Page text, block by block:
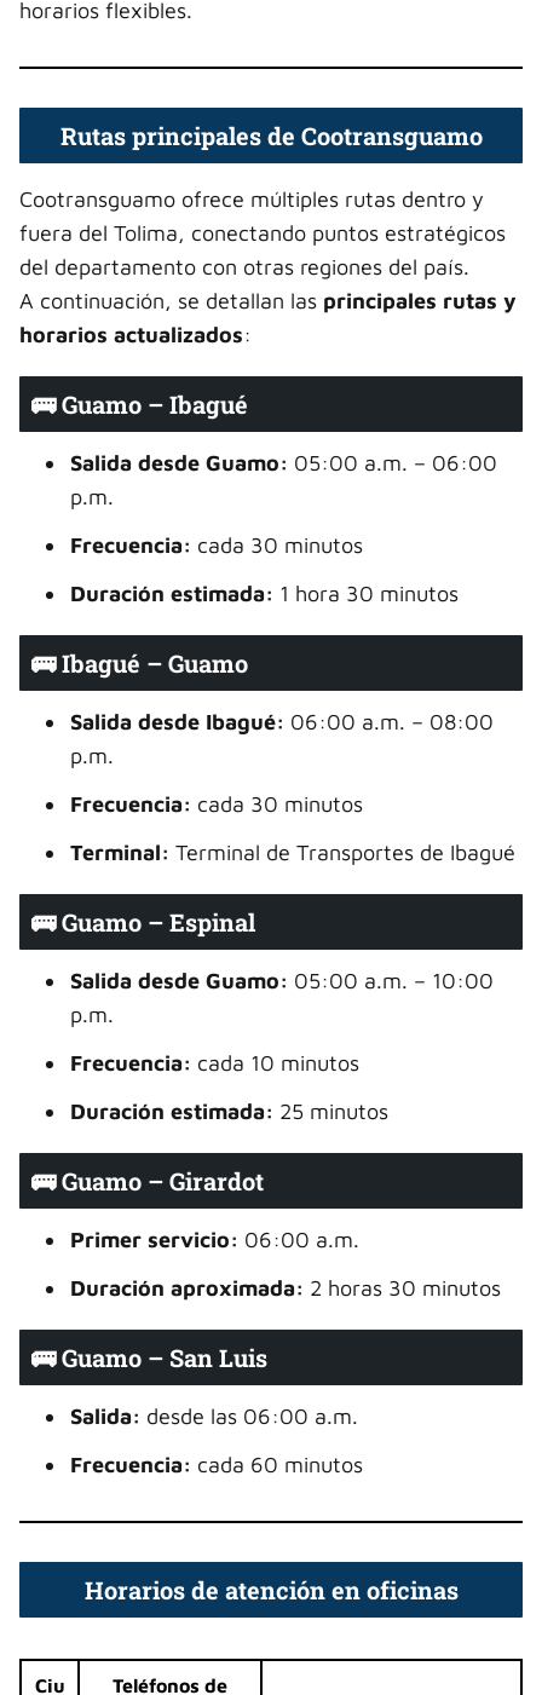
horarios flexibles.
Rutas principales de Cootransguamo
Cootransguamo ofrece múltiples rutas dentro y
fuera del Tolima, conectando puntos estratégicos
del departamento con otras regiones del país.
A continuación, se detallan las principales rutas y
horarios actualizados:
🚌 Guamo – Ibagué
Salida desde Guamo: 05:00 a.m. – 06:00
p.m.
Frecuencia: cada 30 minutos
Duración estimada: 1 hora 30 minutos
🚌 Ibagué – Guamo
Salida desde Ibagué: 06:00 a.m. – 08:00
p.m.
Frecuencia: cada 30 minutos
Terminal: Terminal de Transportes de Ibagué
🚌 Guamo – Espinal
Salida desde Guamo: 05:00 a.m. – 10:00
p.m.
Frecuencia: cada 10 minutos
Duración estimada: 25 minutos
🚌 Guamo – Girardot
Primer servicio: 06:00 a.m.
Duración aproximada: 2 horas 30 minutos
🚌 Guamo – San Luis
Salida: desde las 06:00 a.m.
Frecuencia: cada 60 minutos
Horarios de atención en oficinas
Ciu Teléfonos de